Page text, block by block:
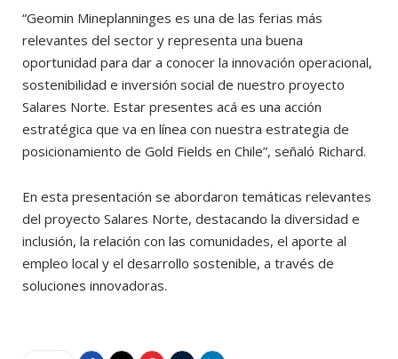
“Geomin Mineplanninges es una de las ferias más
relevantes del sector y representa una buena
oportunidad para dar a conocer la innovación operacional,
sostenibilidad e inversión social de nuestro proyecto
Salares Norte. Estar presentes acá es una acción
estratégica que va en línea con nuestra estrategia de
posicionamiento de Gold Fields en Chile”, señaló Richard.
En esta presentación se abordaron temáticas relevantes
del proyecto Salares Norte, destacando la diversidad e
inclusión, la relación con las comunidades, el aporte al
empleo local y el desarrollo sostenible, a través de
soluciones innovadoras.